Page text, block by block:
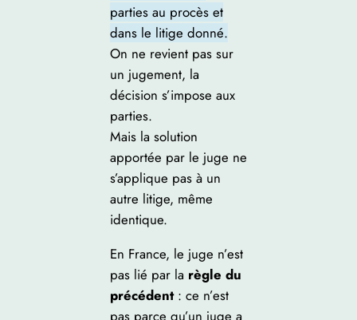
parties au procès et
dans le litige donné.
On ne revient pas sur
un jugement, la
décision s’impose aux
parties.
Mais la solution
apportée par le juge ne
s’applique pas à un
autre litige, même
identique.
En France, le juge n’est
pas lié par la règle du
précédent: ce n’est
pas parce qu’un juge a